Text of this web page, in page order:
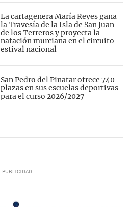
La cartagenera María Reyes gana
la Travesía de la Isla de San Juan
de los Terreros y proyecta la
natación murciana en el circuito
estival nacional
San Pedro del Pinatar ofrece 740
plazas en sus escuelas deportivas
para el curso 2026/2027